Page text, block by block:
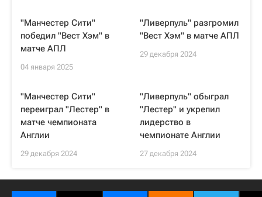
"Манчестер Сити"
победил "Вест Хэм" в
матче АПЛ
04 января 2025
"Ливерпуль" разгромил
"Вест Хэм" в матче АПЛ
29 декабря 2024
"Манчестер Сити"
переиграл "Лестер" в
матче чемпионата
Англии
29 декабря 2024
"Ливерпуль" обыграл
"Лестер" и укрепил
лидерство в
чемпионате Англии
27 декабря 2024